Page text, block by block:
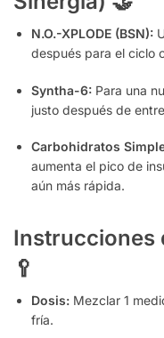
N.O.-XPLODE (BSN):
después para el ciclo
Syntha-6: Para una
justo después de
Carbohidratos
aumenta el pico de
aún más rápida.
Instrucciones
🥄
Dosis: Mezclar 1
fría.